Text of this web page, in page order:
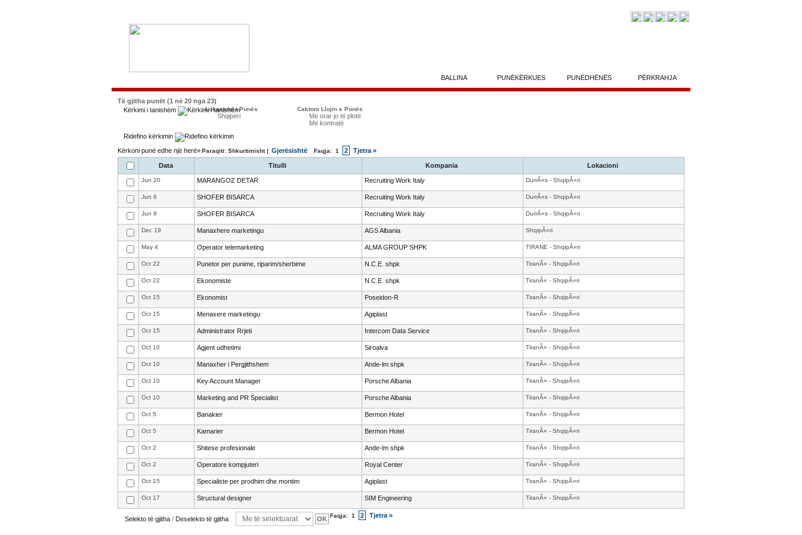
BALLINA PUNËKËRKUES PUNËDHËNËS PËRKRAHJA
Të gjitha punët (1 në 20 nga 23)
Kërkimi i tanishëm
Lokacioni i Punës
Shqipëri
Caktoni Llojin e Punës
Me orar jo të plotë
Me kontratë
Ridefino kërkimin
Kërkoni punë edhe një herë»Paraqiti: Shkurtimisht | Gjerësishtë Faqja: 1 2 Tjetra »
Data Titulli Kompania Lokacioni
Jun 20 MARANGOZ DETAR Recruiting Work Italy DurrÃ«s - ShqipÃ«ri
Jun 6 SHOFER BISARCA Recruiting Work Italy DurrÃ«s - ShqipÃ«ri
Jun 6 SHOFER BISARCA Recruiting Work Italy DurrÃ«s - ShqipÃ«ri
Dec 19 Manaxhere marketingu AGS Albania ShqipÃ«ri
May 4 Operator telemarketing ALMA GROUP SHPK TIRANE - ShqipÃ«ri
Oct 22 Punetor per punime, riparim/sherbime N.C.E. shpk TiranÃ« - ShqipÃ«ri
Oct 22 Ekonomiste N.C.E. shpk TiranÃ« - ShqipÃ«ri
Oct 15 Ekonomist Poseidon-R TiranÃ« - ShqipÃ«ri
Oct 15 Menaxere marketingu Agiplast TiranÃ« - ShqipÃ«ri
Oct 15 Administrator Rrjeti Intercom Data Service TiranÃ« - ShqipÃ«ri
Oct 10 Agjent udhetimi Siroalva TiranÃ« - ShqipÃ«ri
Oct 10 Manaxher i Pergjithshem Ande-lm shpk TiranÃ« - ShqipÃ«ri
Oct 10 Key Account Manager Porsche Albania TiranÃ« - ShqipÃ«ri
Oct 10 Marketing and PR Specialist Porsche Albania TiranÃ« - ShqipÃ«ri
Oct 5 Banakier Bermon Hotel TiranÃ« - ShqipÃ«ri
Oct 5 Kamarier Bermon Hotel TiranÃ« - ShqipÃ«ri
Oct 2 Shitese profesionale Ande-lm shpk TiranÃ« - ShqipÃ«ri
Oct 2 Operatore kompjuteri Royal Center TiranÃ« - ShqipÃ«ri
Oct 15 Specialiste per prodhim dhe montim Agiplast TiranÃ« - ShqipÃ«ri
Oct 17 Structural designer SIM Engineering TiranÃ« - ShqipÃ«ri
Selekto të gjitha / Deselekto të gjitha Faqja: 1 2 Tjetra »